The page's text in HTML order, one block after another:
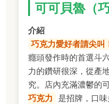
可可貝魯（
介紹
巧克力愛好者請尖叫
癮頭發作時的首選斗
力的鑽研很深，從產
究。店內充滿濃鬱的
巧克力
是招牌，口